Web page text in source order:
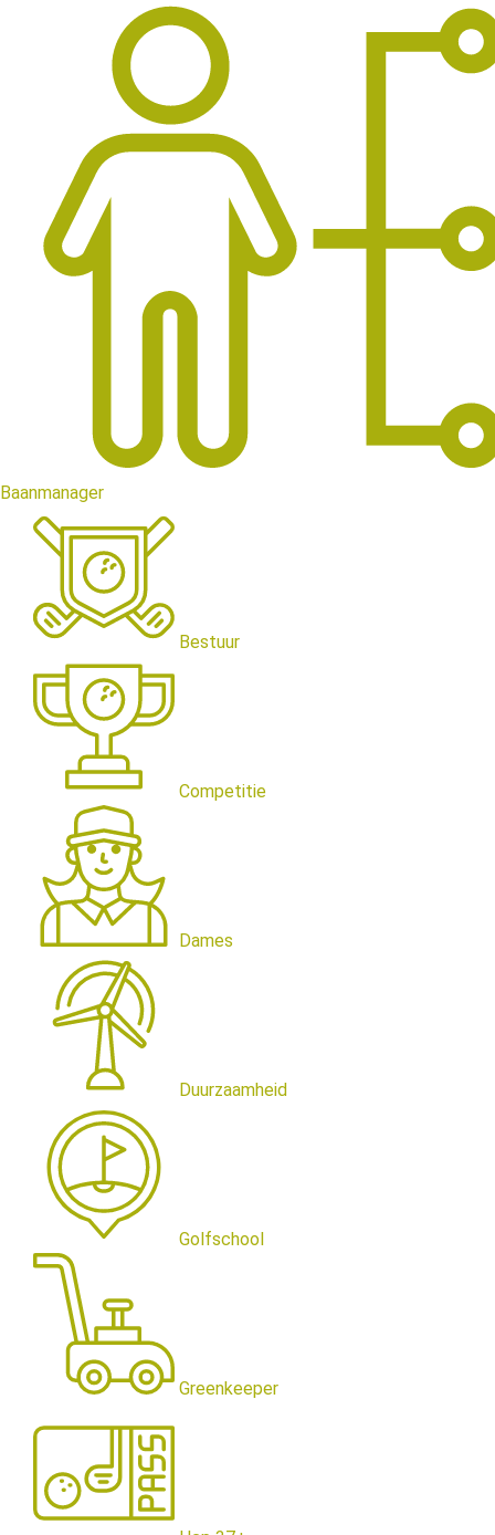
Baanmanager
Bestuur
Competitie
Dames
Duurzaamheid
Golfschool
Greenkeeper